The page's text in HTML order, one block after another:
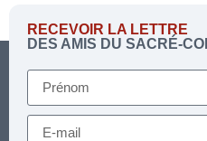
RECEVOIR LA LETTRE
DES AMIS DU SACRÉ-